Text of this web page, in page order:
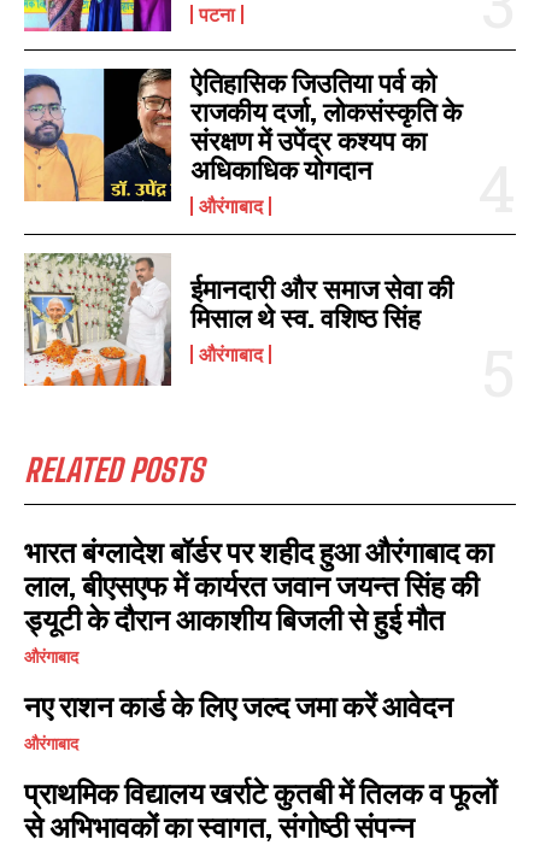
I WANT IN
I've read and accept thePrivacy Policy.
पटना
ऐतिहासिक जिउतिया पर्व को
राजकीय दर्जा, लोकसंस्कृति के
संरक्षण में उपेंद्र कश्यप का
अधिकाधिक योगदान
औरंगाबाद
ईमानदारी और समाज सेवा की
मिसाल थे स्व. वशिष्ठ सिंह
औरंगाबाद
RELATED POSTS
भारत बंग्लादेश बॉर्डर पर शहीद हुआ औरंगाबाद का
लाल, बीएसएफ में कार्यरत जवान जयन्त सिंह की
ड्यूटी के दौरान आकाशीय बिजली से हुई मौत
औरंगाबाद
नए राशन कार्ड के लिए जल्द जमा करें आवेदन
औरंगाबाद
प्राथमिक विद्यालय खर्राटे कुतबी में तिलक व फूलों
से अभिभावकों का स्वागत, संगोष्ठी संपन्न